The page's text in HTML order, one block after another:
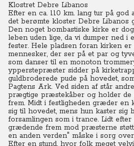
Klostret Debre Libanos
Efter en ca. 110 km. lang tur på god
det berømte kloster Debre Libanos
Den noget bombastiske kirke er
leben uden lige, da vi dumper ned i
fester. Hele pladsen foran kirken er
mennesker, der ser på et par og
som danser til en monoton
ypperstepræster sidder på
guldbroderede pude på hovedet,
Pagtens Ark. Ved siden af står
prægtige præstekåber og holder de
frem. Midt i festligheden græder en
sig til hovedet, mens hun kaster
forsamlingen som i trance. Lidt
grædende frem mod præsterne
en anden verden" måske i sorg
Efter en stund, hvor folk meget